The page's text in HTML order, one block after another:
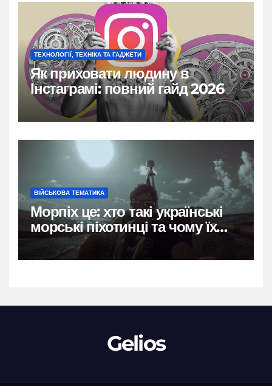
ТЕХНОЛОГІЇ, ТЕХНІКА ТА ГАДЖЕТИ
Як приховати людину в
Інстаграмі: повний гайд 2026
ВІЙСЬКОВА ТЕМАТИКА
Морпіх це: хто такі українські
морські піхотинці та чому їх
називають воїнами трьох
стихій
Gelios